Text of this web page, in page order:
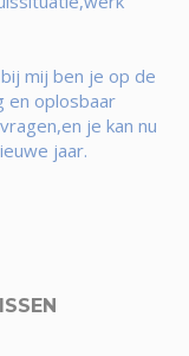
mij ben je op de
en oplosbaar
je kan nu
jaar.